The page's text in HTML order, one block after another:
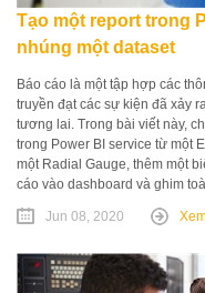
Tạo một report trong
nhúng một dataset
Báo cáo là một tập hợp các
truyền đạt các sự kiện đã xảy
tương lai. Trong bài viết này,
trong Power BI service từ một
một Radial Gauge, thêm một
cáo vào dashboard và ghim
Jun 08, 2020